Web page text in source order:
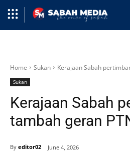
Home Sukan Kerajaan Sabah
Sukan
Kerajaan Sabah
tambah geran
By editor02 June 4, 2026